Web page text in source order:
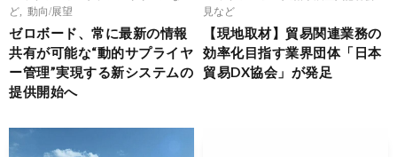
ど
動向/展望
ゼロボード、常に最新の情報
共有が可能な“動的サプライヤ
ー管理”実現する新システムの
提供開始へ
見など
【現地取材】貿易関連業務の
効率化目指す業界団体「日本
貿易DX協会」が発足